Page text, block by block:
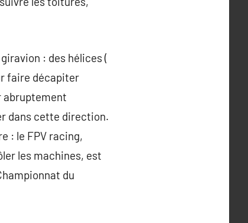
: des hélices (
faire décapiter
abruptement
dans cette direction.
: le FPV racing,
les machines, est
du